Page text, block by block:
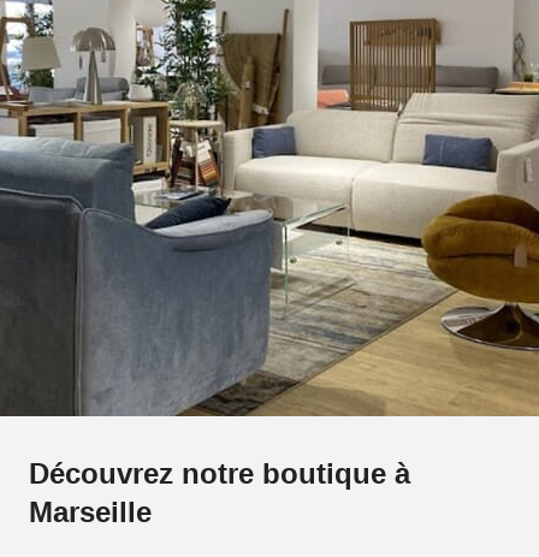
Découvrez notre boutique à
Marseille